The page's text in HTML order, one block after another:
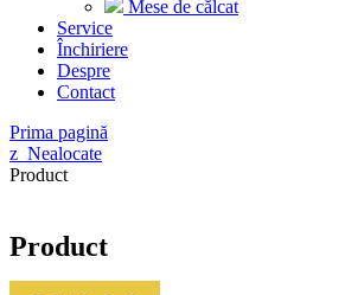
Mese de călcat
Service
Închiriere
Despre
Contact
Prima pagină
z_Nealocate
Product
Product